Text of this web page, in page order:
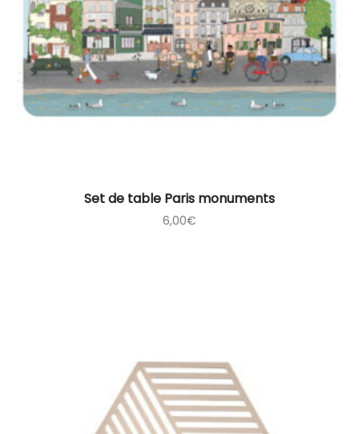
Set de table Paris monuments
6,00€